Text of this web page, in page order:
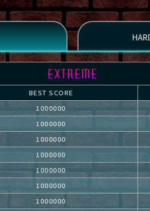
BEST SCORE
1000000
1000000
1000000
1000000
1000000
1000000
1000000